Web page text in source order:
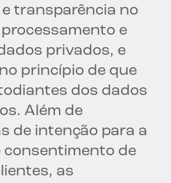
transparência no
e
privados, e
princípio de que
dos dados
Além de
de intenção para a
consentimento de
as